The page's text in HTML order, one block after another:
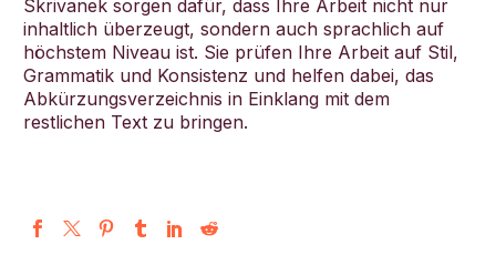
Skrivanek sorgen dafür, dass Ihre Arbeit nicht nur
inhaltlich überzeugt, sondern auch sprachlich auf
höchstem Niveau ist. Sie prüfen Ihre Arbeit auf Stil,
Grammatik und Konsistenz und helfen dabei, das
Abkürzungsverzeichnis in Einklang mit dem
restlichen Text zu bringen.